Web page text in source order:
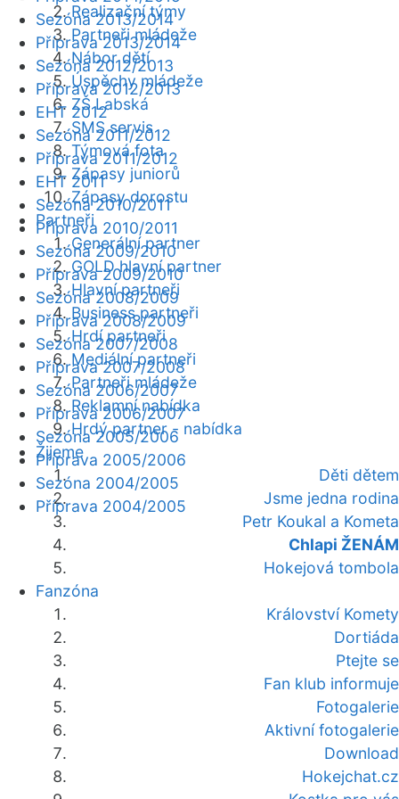
Realizační týmy
Partneři mládeže
Nábor dětí
Úspěchy mládeže
ZŠ Labská
SMS servis
Týmová fota
Zápasy juniorů
Zápasy dorostu
Partneři
Generální partner
GOLD hlavní partner
Hlavní partneři
Business partneři
Hrdí partneři
Mediální partneři
Partneři mládeže
Reklamní nabídka
Hrdý partner - nabídka
Žijeme
Děti dětem
Jsme jedna rodina
Petr Koukal a Kometa
Chlapi ŽENÁM
Hokejová tombola
Fanzóna
Království Komety
Dortiáda
Ptejte se
Fan klub informuje
Fotogalerie
Aktivní fotogalerie
Download
Hokejchat.cz
Sezóna 2013/2014
Příprava 2013/2014
Sezóna 2012/2013
Příprava 2012/2013
EHT 2012
Sezóna 2011/2012
Příprava 2011/2012
EHT 2011
Sezóna 2010/2011
Příprava 2010/2011
Sezóna 2009/2010
Příprava 2009/2010
Sezóna 2008/2009
Příprava 2008/2009
Sezóna 2007/2008
Příprava 2007/2008
Sezóna 2006/2007
Příprava 2006/2007
Sezóna 2005/2006
Příprava 2005/2006
Sezóna 2004/2005
Příprava 2004/2005